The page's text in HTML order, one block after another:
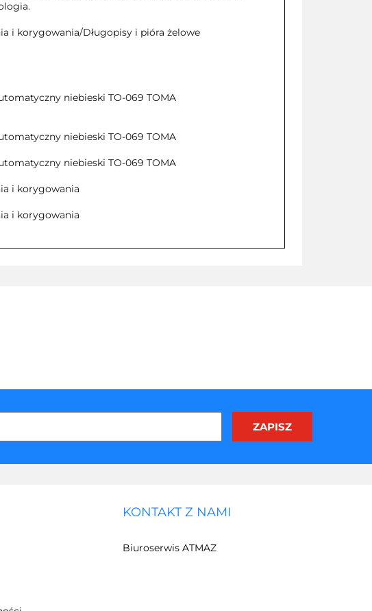
i korygowania/Długopisy i pióra żelowe
niebieski TO-069 TOMA
niebieski TO-069 TOMA
niebieski TO-069 TOMA
i korygowania
i korygowania
KONTAKT Z NAMI
Biuroserwis ATMAZ